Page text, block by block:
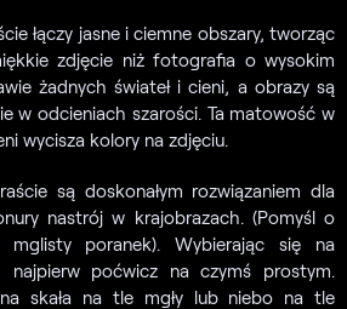
łączy jasne i ciemne obszary, tworząc
zdjęcie niż fotografia o wysokim
żadnych świateł i cieni, a obrazy są
w odcieniach szarości. Ta matowość w
wycisza kolory na zdjęciu.
są doskonałym rozwiązaniem dla
nastrój w krajobrazach. (Pomyśl o
poranek). Wybierając się na
najpierw poćwicz na czymś prostym.
skała na tle mgły lub niebo na tle